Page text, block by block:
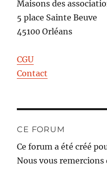
Maisons des
5 place Sainte Beuve
45100 Orléans
CGU
Contact
CE FORUM
Ce forum a été créé
Nous vous